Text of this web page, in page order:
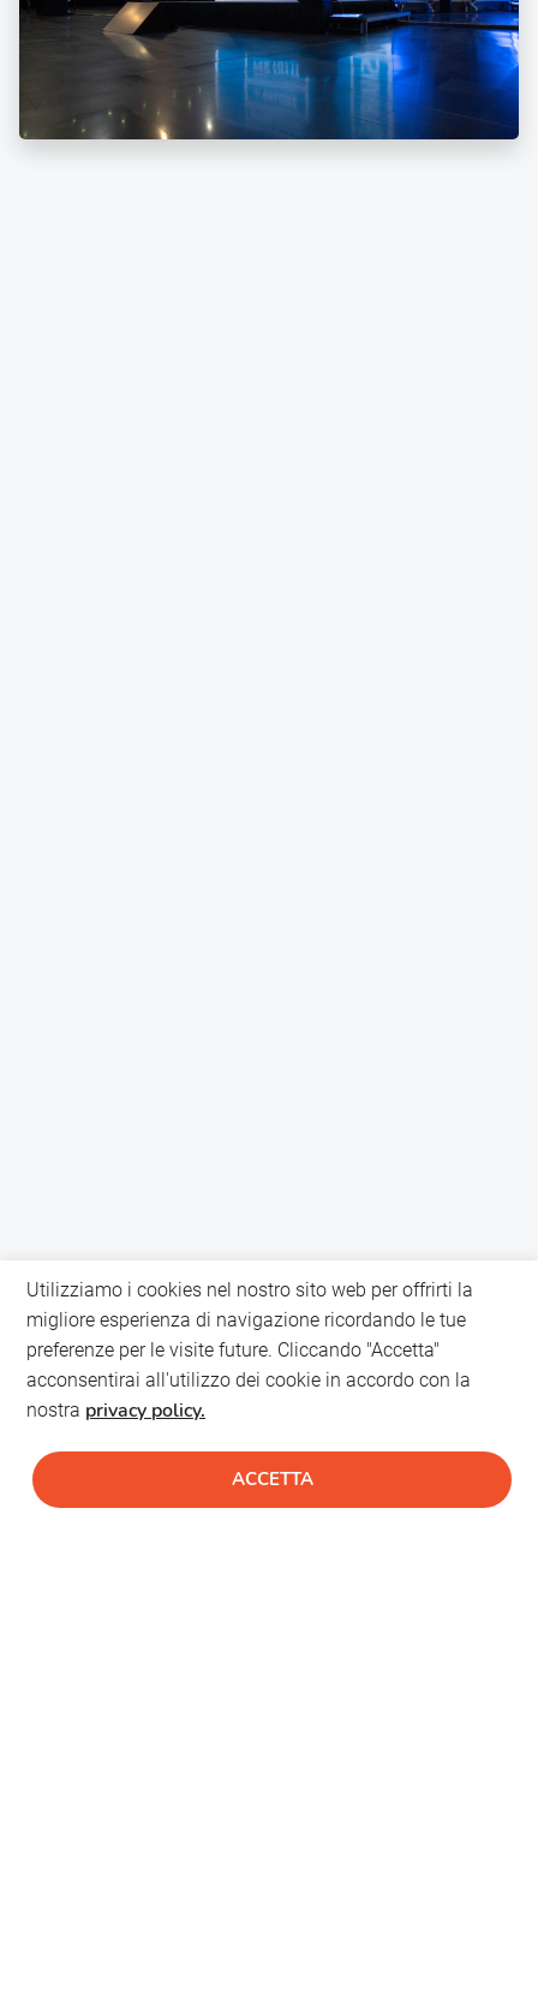
Utilizziamo i cookies nel nostro sito web per offrirti la
migliore esperienza di navigazione ricordando le tue
preferenze per le visite future. Cliccando "Accetta"
acconsentirai all'utilizzo dei cookie in accordo con la
nostra privacy policy.
ACCETTA